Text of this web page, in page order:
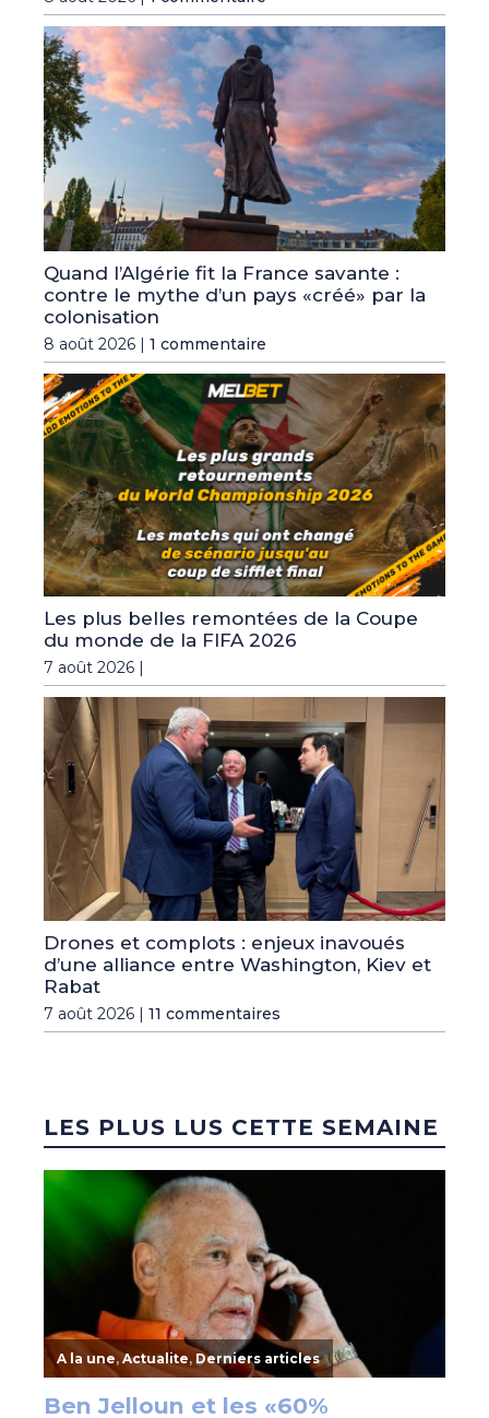
Quand l’Algérie fit la France savante :
contre le mythe d’un pays «créé» par la
colonisation
8 août 2026 | 1 commentaire
Les plus belles remontées de la Coupe
du monde de la FIFA 2026
7 août 2026 |
Drones et complots : enjeux inavoués
d’une alliance entre Washington, Kiev et
Rabat
7 août 2026 | 11 commentaires
LES PLUS LUS CETTE SEMAINE